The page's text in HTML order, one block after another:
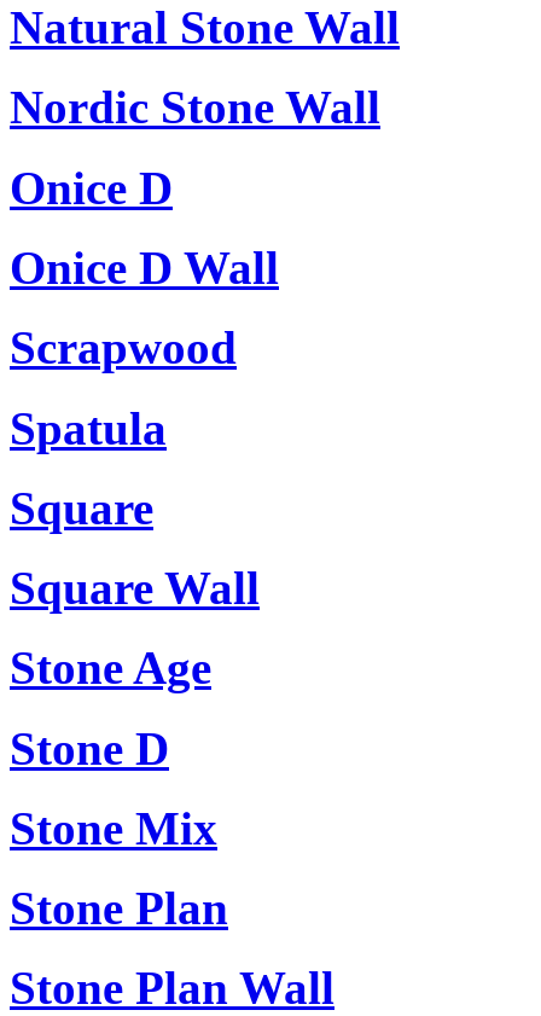
Natural Stone Wall
Nordic Stone Wall
Onice D
Onice D Wall
Scrapwood
Spatula
Square
Square Wall
Stone Age
Stone D
Stone Mix
Stone Plan
Stone Plan Wall